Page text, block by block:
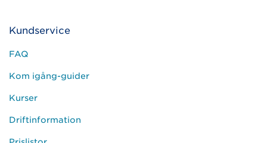
Kundservice
FAQ
Kom igång-guider
Kurser
Driftinformation